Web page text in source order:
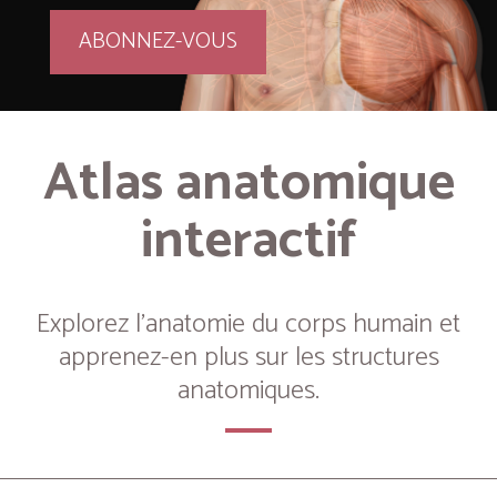
ABONNEZ-VOUS
Atlas anatomique
interactif
Explorez l’anatomie du corps humain et
apprenez-en plus sur les structures
anatomiques.